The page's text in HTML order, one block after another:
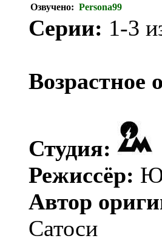
Озвучено: Persona99
Серии: 1-3
Возрастное
Студия:
Режиссёр:
Автор
Сатоси